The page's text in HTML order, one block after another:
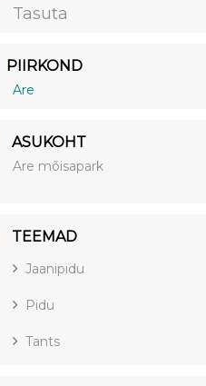
Tasuta
PIIRKOND
Are
ASUKOHT
Are mõisapark
TEEMAD
Jaanipidu
Pidu
Tants